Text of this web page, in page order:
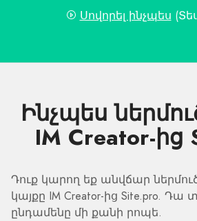
Սովորել ինչպես
Ինչպես
IM Creator-ից
Դուք կարող եք անվճար
կայքը IM Creator-ից Site.pro. Դա
ընդամենը մի քանի րոպե.